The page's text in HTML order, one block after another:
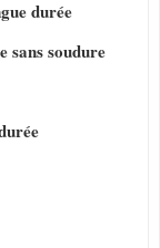
durée
sans soudure